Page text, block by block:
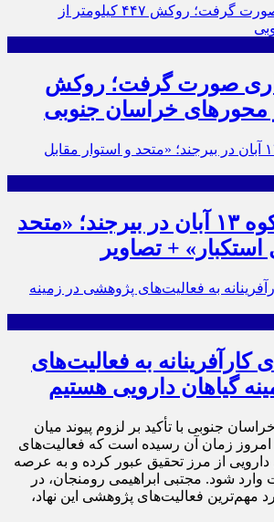
صورت گرفت؛ روکش
راهپیمایی باشکوه ۱۳ آبان در بیرجند؛ «متحد
استکبار» + تصاویر
کارآفرینانه به فعالیت‌های
گیاهان دارویی هستیم
جنوبی با تأکید بر لزوم پیوند میان
زمان آن رسیده است که فعالیت‌های
از مرز تحقیق عبور کرده و به عرصه
وارد شود. مجتبی ابراهیمی رومنجان، در
مهم‌ترین فعالیت‌های پژوهشی این نهاد،